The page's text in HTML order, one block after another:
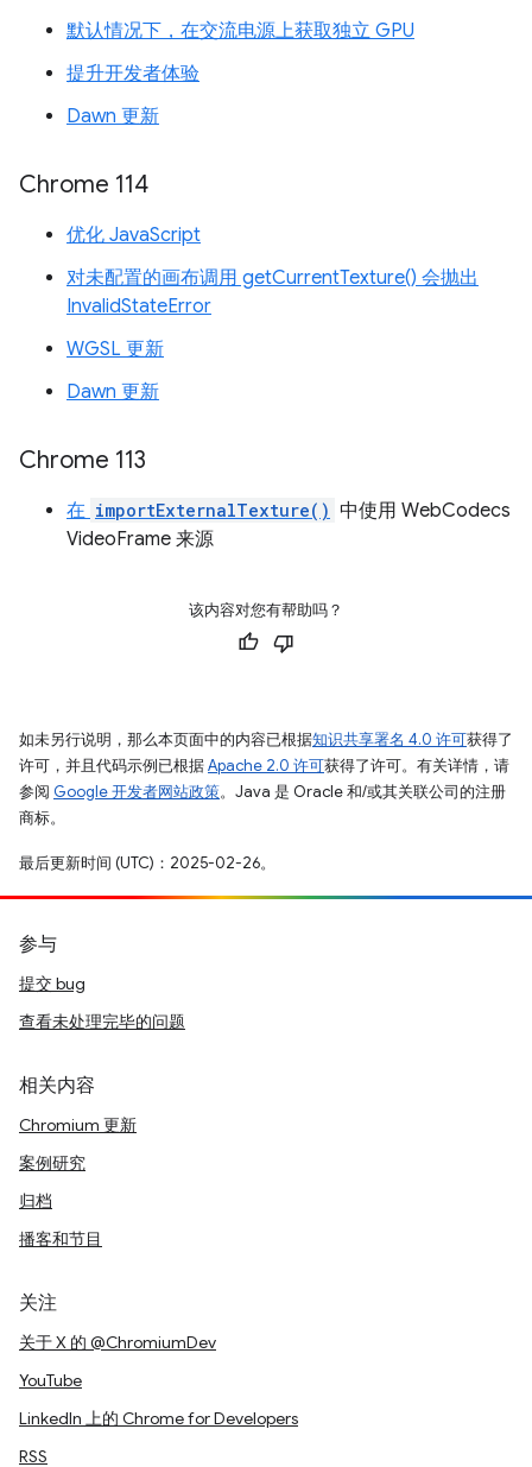
默认情况下，在交流电源上获取独立 GPU
提升开发者体验
Dawn 更新
Chrome 114
优化 JavaScript
对未配置的画布调用 getCurrentTexture() 会抛出
InvalidStateError
WGSL 更新
Dawn 更新
Chrome 113
在 importExternalTexture() 中使用 WebCodecs
VideoFrame 来源
该内容对您有帮助吗？
如未另行说明，那么本页面中的内容已根据知识共享署名 4.0 许可获得了
许可，并且代码示例已根据Apache 2.0 许可获得了许可。有关详情，请
参阅 Google 开发者网站政策。Java 是 Oracle 和/或其关联公司的注册
商标。
最后更新时间 (UTC)：2025-02-26。
参与
提交 bug
查看未处理完毕的问题
相关内容
Chromium 更新
案例研究
归档
播客和节目
关注
关于 X 的 @ChromiumDev
YouTube
LinkedIn 上的 Chrome for Developers
RSS